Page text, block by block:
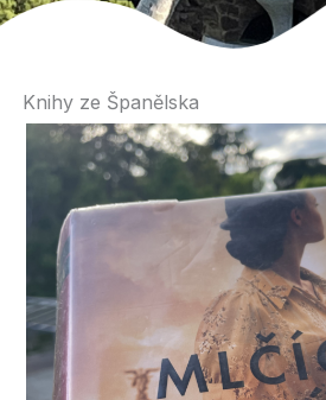
Knihy ze Španělska